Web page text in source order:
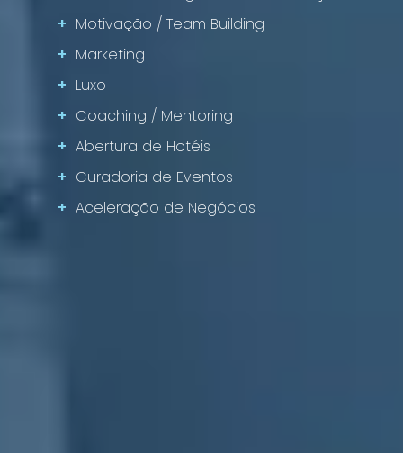
+ Motivação / Team Building
+ Marketing
+ Luxo
+ Coaching / Mentoring
+ Abertura de Hotéis
+ Curadoria de Eventos
+ Aceleração de Negócios